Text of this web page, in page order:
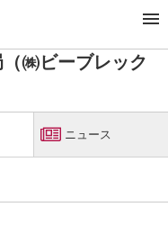
ら編集局（㈱ビーブレックス）
㈱ビーブレック
ニュース